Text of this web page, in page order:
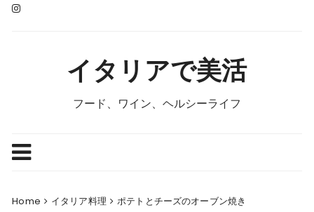
Skip
イタリアで美活
フード、ワイン、ヘルシーライフ
Home イタリア料理 ポテトとチーズのオーブン焼き